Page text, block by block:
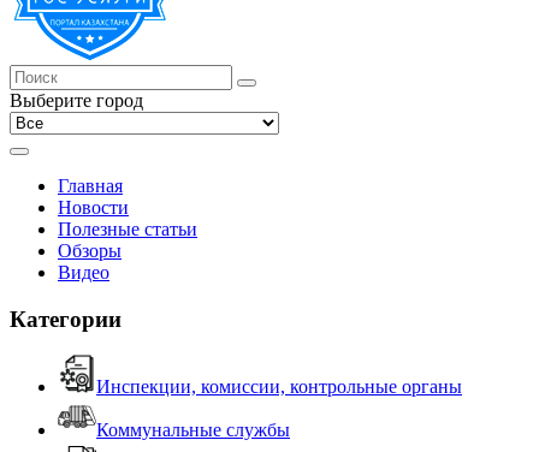
Выберите город
Главная
Новости
Полезные статьи
Обзоры
Видео
Категории
Инспекции, комиссии, контрольные органы
Коммунальные службы